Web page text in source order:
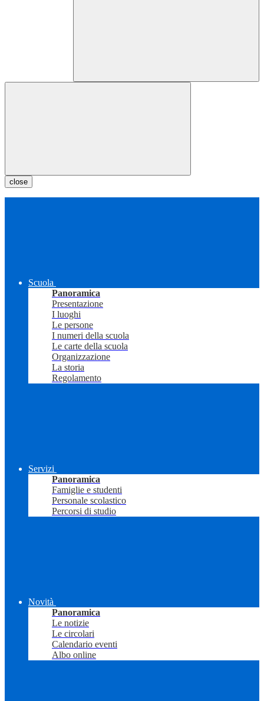
close
Scuola
Panoramica
Presentazione
I luoghi
Le persone
I numeri della scuola
Le carte della scuola
Organizzazione
La storia
Regolamento
Servizi
Panoramica
Famiglie e studenti
Personale scolastico
Percorsi di studio
Novità
Panoramica
Le notizie
Le circolari
Calendario eventi
Albo online